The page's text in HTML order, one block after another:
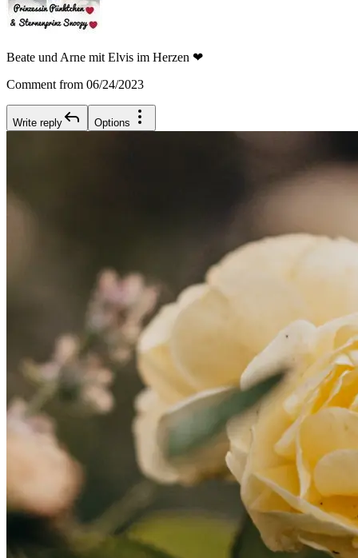
Beate und Arne mit Elvis im Herzen ❤
Comment from 06/24/2023
Write reply Options